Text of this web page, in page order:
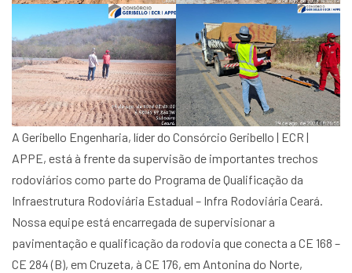
A Geribello Engenharia, líder do Consórcio Geribello | ECR |
APPE, está à frente da supervisão de importantes trechos
rodoviários como parte do Programa de Qualificação da
Infraestrutura Rodoviária Estadual – Infra Rodoviária Ceará.
Nossa equipe está encarregada de supervisionar a
pavimentação e qualificação da rodovia que conecta a CE 168 –
CE 284 (B), em Cruzeta, à CE 176, em Antonina do Norte,